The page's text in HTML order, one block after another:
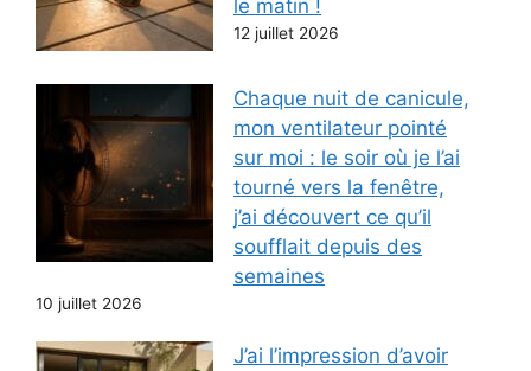
le matin !
12 juillet 2026
Chaque nuit de canicule,
mon ventilateur pointé
sur moi : le soir où je l’ai
tourné vers la fenêtre,
j’ai découvert ce qu’il
soufflait depuis des
semaines
10 juillet 2026
J’ai l’impression d’avoir